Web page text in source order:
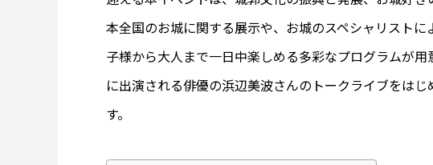
本全国のお城に関する展示や、お城のスペシャリスト
子様から大人まで一日中楽しめる多彩なプログラムが
に出演される俳優の浜辺美波さんのトークライブをは
す。